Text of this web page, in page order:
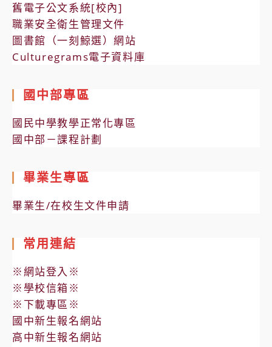
舊電子公文系統[校內]
職業安全衛生管理文件
圖書館（一刻鯨選）網站
Culturegrams電子資料庫
國中部專區
國民中學教學正常化專區
國中部－課程計劃
畢業生專區
畢業生/在校生文件申請
常用連結
※網站登入※
※學校信箱※
※下載專區※
國中新生報名網站
高中新生報名網站